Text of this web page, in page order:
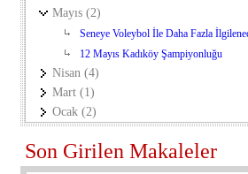
Mayıs (2)
Seneye Voleybol İle Daha Fazla
12 Mayıs Kadıköy Şampiyonluğu
Nisan (4)
Mart (1)
Ocak (2)
Son Girilen Makaleler